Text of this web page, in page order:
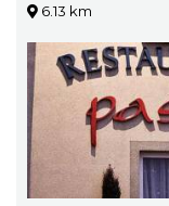
6.13 km